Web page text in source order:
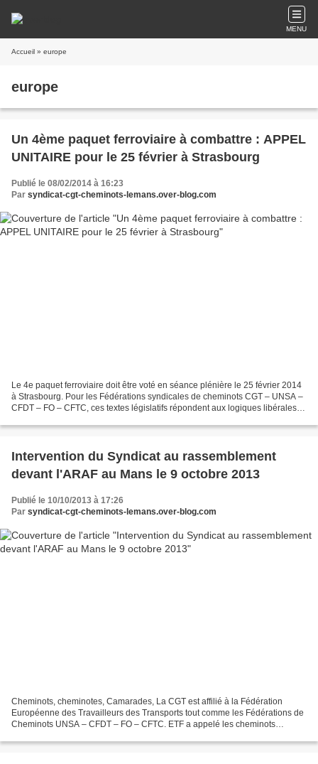
MENU
Accueil » europe
europe
Un 4ème paquet ferroviaire à combattre : APPEL
UNITAIRE pour le 25 février à Strasbourg
Publié le 08/02/2014 à 16:23
Par syndicat-cgt-cheminots-lemans.over-blog.com
Le 4e paquet ferroviaire doit être voté en séance plénière le 25 février 2014
à Strasbourg. Pour les Fédérations syndicales de cheminots CGT – UNSA –
CFDT – FO – CFTC, ces textes législatifs répondent aux logiques libérales
Intervention du Syndicat au rassemblement
devant l'ARAF au Mans le 9 octobre 2013
Publié le 10/10/2013 à 17:26
Par syndicat-cgt-cheminots-lemans.over-blog.com
Cheminots, cheminotes, Camarades, La CGT est affilié à la Fédération
Européenne des Travailleurs des Transports tout comme les Fédérations de
Cheminots UNSA – CFDT – FO – CFTC. ETF a appelé les cheminots